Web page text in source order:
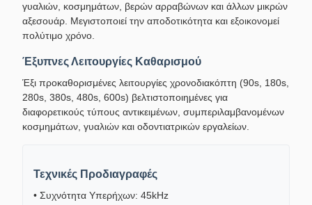
γυαλιών, κοσμημάτων, βερών αρραβώνων και άλλων μικρών
αξεσουάρ. Μεγιστοποιεί την αποδοτικότητα και εξοικονομεί
πολύτιμο χρόνο.
Έξυπνες Λειτουργίες Καθαρισμού
Έξι προκαθορισμένες λειτουργίες χρονοδιακόπτη (90s, 180s,
280s, 380s, 480s, 600s) βελτιστοποιημένες για
διαφορετικούς τύπους αντικειμένων, συμπεριλαμβανομένων
κοσμημάτων, γυαλιών και οδοντιατρικών εργαλείων.
Τεχνικές Προδιαγραφές
• Συχνότητα Υπερήχων: 45kHz